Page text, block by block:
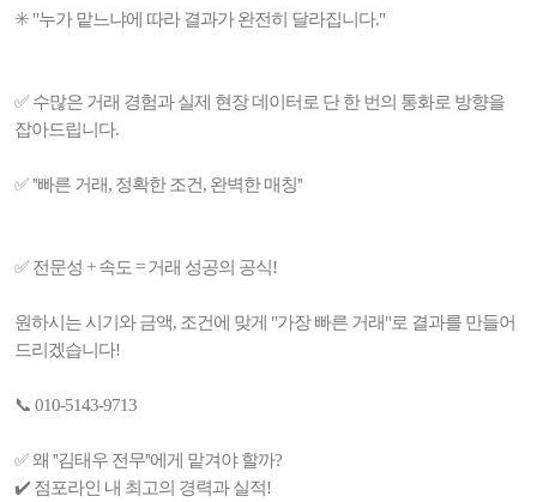
✳️ "누가 맡느냐에 따라 결과가 완전히 달라집니다."
✅ 수많은 거래 경험과 실제 현장 데이터로 단 한 번의 통화로 방향을
잡아드립니다.
✅ ''빠른 거래, 정확한 조건, 완벽한 매칭''
✅ 전문성 + 속도 = 거래 성공의 공식!
원하시는 시기와 금액, 조건에 맞게 "가장 빠른 거래"로 결과를 만들어
드리겠습니다!
📞 010-5143-9713
✅ 왜 ''김태우 전무''에게 맡겨야 할까?
✔️ 점포라인 내 최고의 경력과 실적!